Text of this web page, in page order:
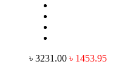
৳ 3231.00 ৳ 1453.95